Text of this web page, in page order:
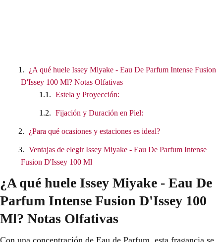
¿A qué huele Issey Miyake - Eau De Parfum Intense Fusion
D'Issey 100 Ml? Notas Olfativas
Estela y Proyección:
Fijación y Duración en Piel:
¿Para qué ocasiones y estaciones es ideal?
Ventajas de elegir Issey Miyake - Eau De Parfum Intense
Fusion D'Issey 100 Ml
¿A qué huele Issey Miyake - Eau De
Parfum Intense Fusion D'Issey 100
Ml? Notas Olfativas
Con una concentración de Eau de Parfum, esta fragancia se